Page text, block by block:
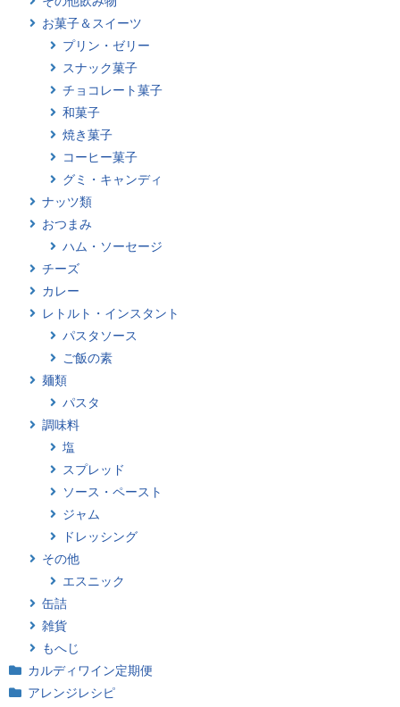
お菓子＆スイーツ
プリン・ゼリー
スナック菓子
チョコレート菓子
和菓子
焼き菓子
コーヒー菓子
グミ・キャンディ
ナッツ類
おつまみ
ハム・ソーセージ
チーズ
カレー
レトルト・インスタント
パスタソース
ご飯の素
麺類
パスタ
調味料
塩
スプレッド
ソース・ペースト
ジャム
ドレッシング
その他
エスニック
缶詰
雑貨
もへじ
カルディワイン定期便
アレンジレシピ